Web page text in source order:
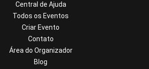
Central de Ajuda
Todos os Eventos
Criar Evento
Contato
Área do Organizador
Blog